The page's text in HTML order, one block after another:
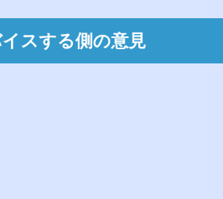
スする側の意見